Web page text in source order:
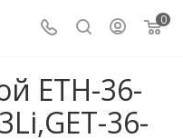
0
ETH-36-
36-